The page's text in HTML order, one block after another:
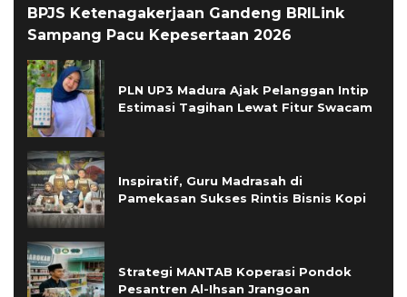
BPJS Ketenagakerjaan Gandeng BRILink
Sampang Pacu Kepesertaan 2026
PLN UP3 Madura Ajak Pelanggan Intip
Estimasi Tagihan Lewat Fitur Swacam
Inspiratif, Guru Madrasah di
Pamekasan Sukses Rintis Bisnis Kopi
Strategi MANTAB Koperasi Pondok
Pesantren Al-Ihsan Jrangoan